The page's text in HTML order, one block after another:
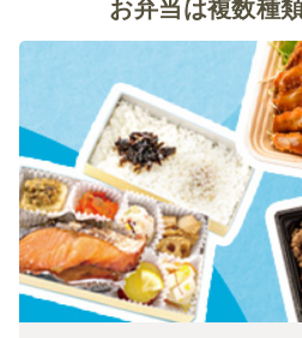
お弁当は複数種